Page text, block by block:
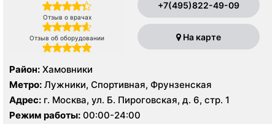
Отзыв о врачах
Отзыв об оборудовании
+7(495)822-49-09
На карте
Район: Хамовники
Метро: Лужники, Спортивная, Фрунзенская
Адрес: г. Москва, ул. Б. Пироговская, д. 6, стр. 1
Режим работы: 00:00-24:00